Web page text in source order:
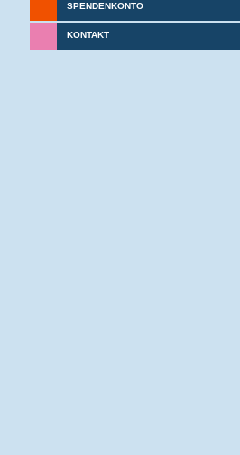
SPENDENKONTO
KONTAKT